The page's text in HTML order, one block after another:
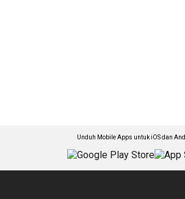
Unduh Mobile Apps untuk iOS dan